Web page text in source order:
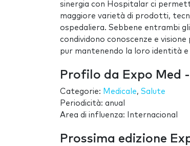
sinergia con Hospitalar ci
maggiore varietà di prodotti,
ospedaliera. Sebbene entrambi
condividono conoscenze e
pur mantenendo la loro identità
Profilo da Expo Med
Categorie: Medicale, Salute
Periodicità: anual
Area di influenza: Internacional
Prossima edizione